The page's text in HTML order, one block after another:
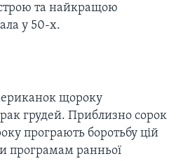
та найкращою
у 50-х.
щороку
грудей. Приблизно сорок
програють боротьбу цій
програмам ранньої